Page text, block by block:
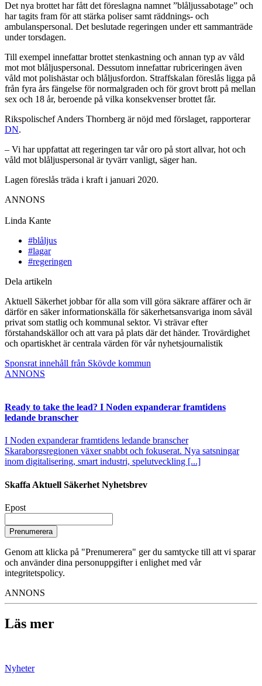
Det nya brottet har fått det föreslagna namnet ”blåljussabotage” och
har tagits fram för att stärka poliser samt räddnings- och
ambulanspersonal. Det beslutade regeringen under ett sammanträde
under torsdagen.
Till exempel innefattar brottet stenkastning och annan typ av våld
mot mot blåljuspersonal. Dessutom innefattar rubriceringen även
våld mot polishästar och blåljusfordon. Straffskalan föreslås ligga på
från fyra års fängelse för normalgraden och för grovt brott på mellan
sex och 18 år, beroende på vilka konsekvenser brottet får.
Rikspolischef Anders Thornberg är nöjd med förslaget, rapporterar
DN.
– Vi har uppfattat att regeringen tar vår oro på stort allvar, hot och
våld mot blåljuspersonal är tyvärr vanligt, säger han.
Lagen föreslås träda i kraft i januari 2020.
ANNONS
Linda Kante
#blåljus
#lagar
#regeringen
Dela artikeln
Aktuell Säkerhet jobbar för alla som vill göra säkrare affärer och är
därför en säker informationskälla för säkerhetsansvariga inom såväl
privat som statlig och kommunal sektor. Vi strävar efter
förstahandskällor och att vara på plats där det händer. Trovärdighet
och opartiskhet är centrala värden för vår nyhetsjournalistik
Sponsrat innehåll från Skövde kommun
ANNONS
Ready to take the lead? I Noden expanderar framtidens
ledande branscher
I Noden expanderar framtidens ledande branscher
Skaraborgsregionen växer snabbt och fokuserat. Nya satsningar
inom digitalisering, smart industri, spelutveckling [...]
Skaffa Aktuell Säkerhet Nyhetsbrev
Epost
Prenumerera
Genom att klicka på "Prenumerera" ger du samtycke till att vi sparar
och använder dina personuppgifter i enlighet med vår
integritetspolicy.
ANNONS
Läs mer
Nyheter